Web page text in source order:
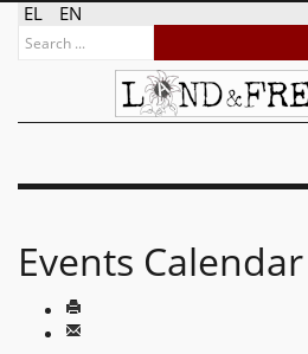
EL EN
Events Calendar